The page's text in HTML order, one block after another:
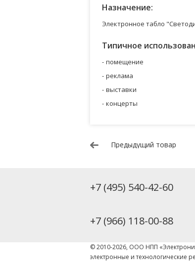
Назначение:
Электронное табло
Типичное
помещение
реклама
выставки
концерты
Предыдущий товар
+7 (495) 540-42-60
+7 (966) 118-00-88
© 2010-2026, ООО НПП
электронные и технологические